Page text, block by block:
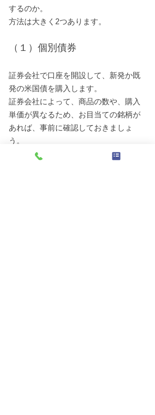
するのか。
方法は大きく2つあります。
（１）個別債券
証券会社で口座を開設して、新発か既
発の米国債を購入します。
証券会社によって、商品の数や、購入
単価が異なるため、お目当ての銘柄が
あれば、事前に確認しておきましょ
う。